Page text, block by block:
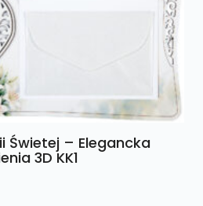
Świetej – Elegancka
3D KK1